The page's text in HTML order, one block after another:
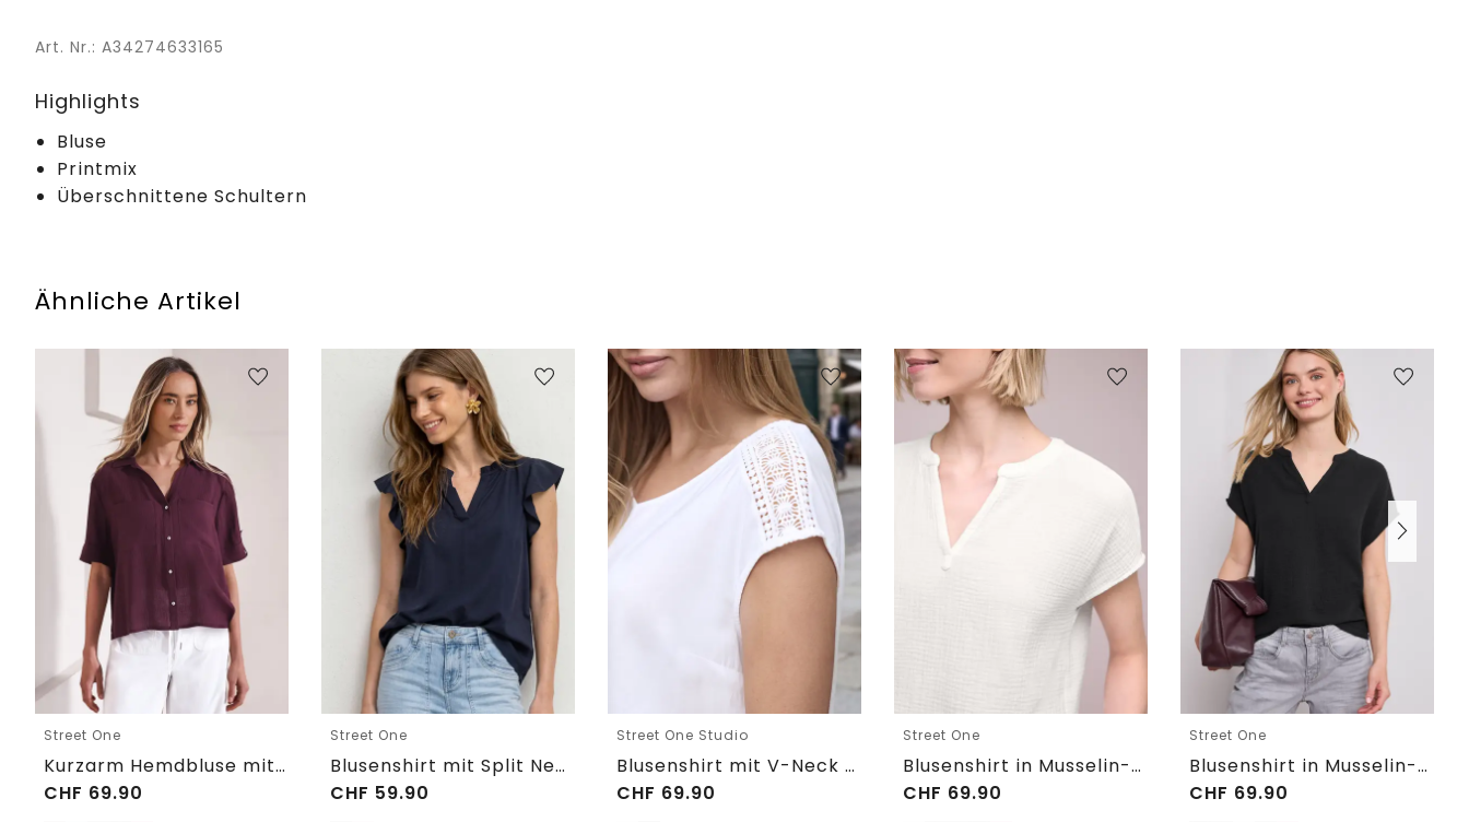
Art. Nr.: A34274633165
Highlights
Bluse
Printmix
Überschnittene Schultern
Ähnliche Artikel
Street One
Kurzarm Hemdbluse mit Turn-Up-Details
CHF 69.90
Street One
Blusenshirt mit Split Neck und Volant-Ärmeln
CHF 59.90
Street One Studio
Blusenshirt mit V-Neck und Spitze
CHF 69.90
Street One
Blusenshirt in Musselin-Qualität
CHF 69.90
Street One
Blusenshirt in Musselin-Qualität
CHF 69.90